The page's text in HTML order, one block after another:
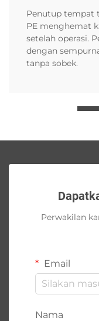
Penutup tempat
PE menghemat
setelah operasi.
dengan
tanpa sobek.
Perwakilan
Email
Nama